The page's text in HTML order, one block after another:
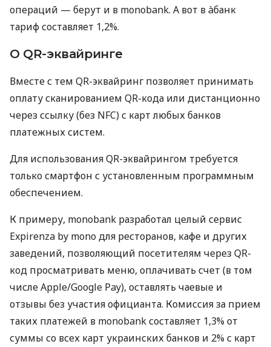
операций — берут и в monobank. А вот в àбанк
тариф составляет 1,2%.
О QR-эквайринге
Вместе с тем QR-эквайринг позволяет принимать
оплату сканированием QR-кода или дистанционно
через ссылку (без NFC) с карт любых банков
платежных систем.
Для использования QR-эквайрингом требуется
только смартфон с установленным программным
обеспечением.
К примеру, monobank разработал целый сервис
Expirenza by mono для ресторанов, кафе и других
заведений, позволяющий посетителям через QR-
код просматривать меню, оплачивать счет (в том
числе Apple/Google Pay), оставлять чаевые и
отзывы без участия официанта. Комиссия за прием
таких платежей в monobank составляет 1,3% от
суммы со всех карт украинских банков и 2% с карт